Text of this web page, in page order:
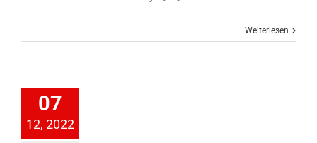
Weiterlesen
07
12, 2022
Dart